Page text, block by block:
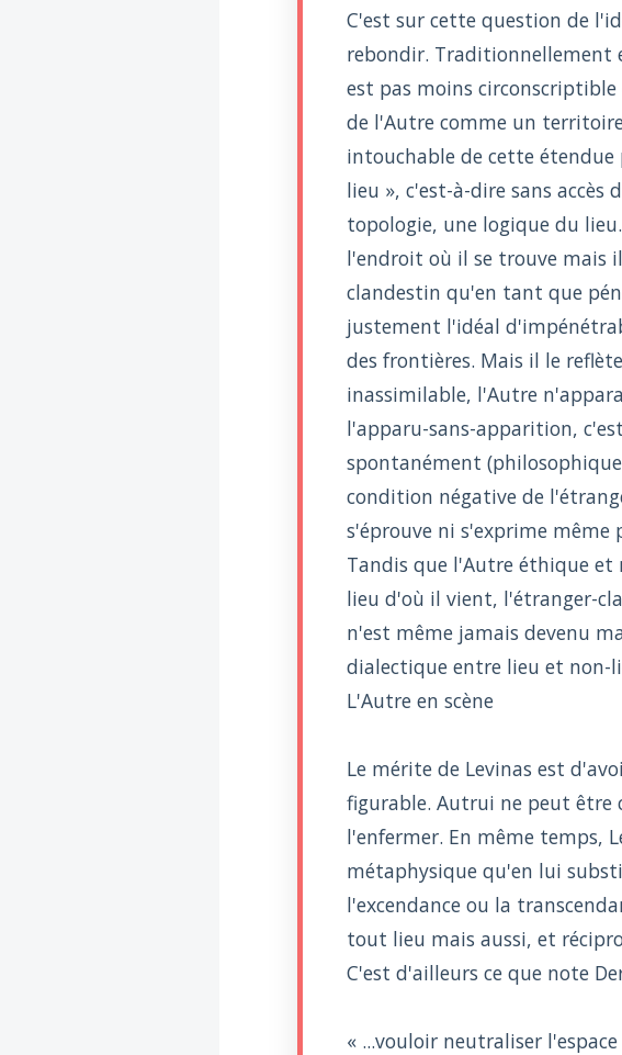
C'est sur cette question de
rebondir. Traditionnellement
est pas moins
de l'Autre comme un
intouchable de cette
lieu », c'est-à-dire sans
topologie, une logique du
l'endroit où il se trouve mais
clandestin qu'en tant que
justement l'idéal
des frontières. Mais il le
inassimilable, l'Autre
l'apparu-sans-apparition,
spontanément
condition négative de
s'éprouve ni s'exprime même
Tandis que l'Autre éthique et
lieu d'où il vient, l'étranger-
n'est même jamais devenu
dialectique entre lieu et non-
L'Autre en scène
Le mérite de Levinas est
figurable. Autrui ne peut être
l'enfermer. En même temps,
métaphysique qu'en lui
l'excendance ou la
tout lieu mais aussi, et
C'est d'ailleurs ce que note
« ...vouloir neutraliser